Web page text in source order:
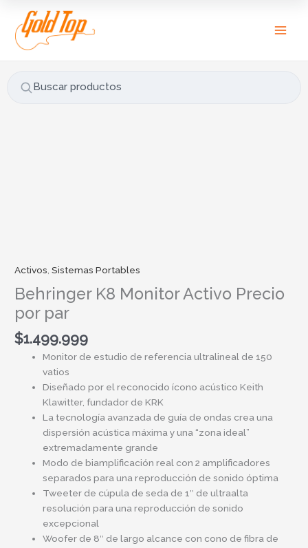
contenido
Buscar productos
u
s
Activos,Sistemas Portables
Behringer K8 Monitor Activo Precio
por par
$1.499.999
Monitor de estudio de referencia ultralineal de 150
vatios
Diseñado por el reconocido ícono acústico Keith
Klawitter, fundador de KRK
La tecnología avanzada de guía de ondas crea una
dispersión acústica máxima y una “zona ideal”
extremadamente grande
Modo de biamplificación real con 2 amplificadores
separados para una reproducción de sonido óptima
Tweeter de cúpula de seda de 1″ de ultraalta
resolución para una reproducción de sonido
excepcional
Woofer de 8″ de largo alcance con cono de fibra de
cantidad